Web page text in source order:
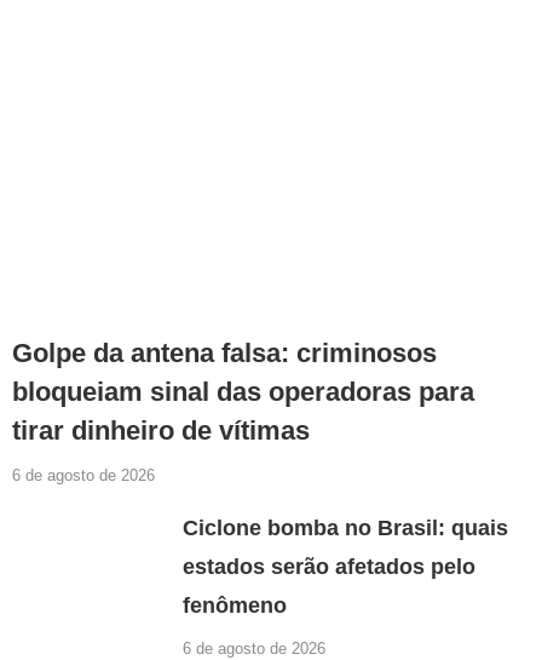
Golpe da antena falsa: criminosos
bloqueiam sinal das operadoras para
tirar dinheiro de vítimas
6 de agosto de 2026
Ciclone bomba no Brasil: quais
estados serão afetados pelo
fenômeno
6 de agosto de 2026